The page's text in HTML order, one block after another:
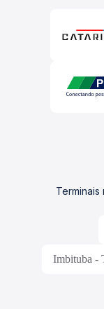
Imbituba -